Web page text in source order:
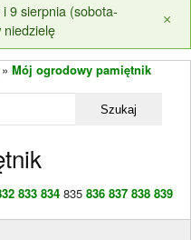
9 sierpnia (sobota-
niedzielę
×
» Mój ogrodowy pamiętnik
Szukaj
833 834 835 836 837 838 839